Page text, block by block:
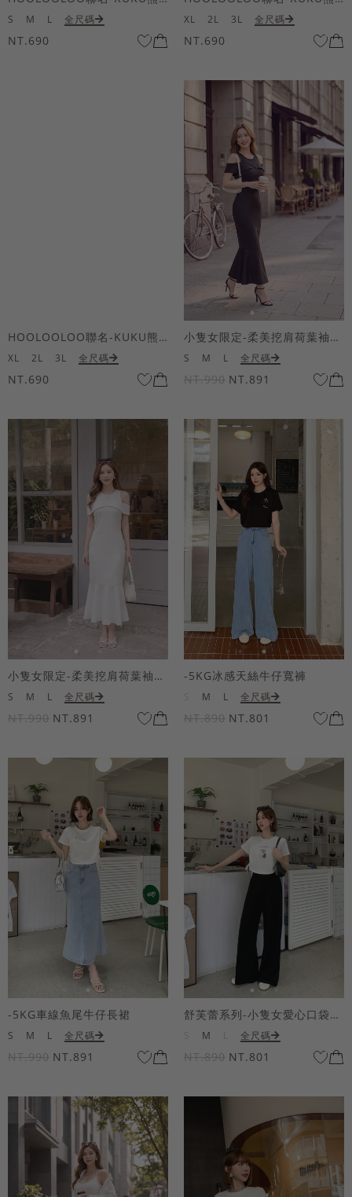
S M L 全尺碼
NT.690
XL 2L 3L 全尺碼
NT.690
HOOLOOLOO聯名-KUKU熊蝴蝶結短袖上衣
XL 2L 3L 全尺碼
NT.690
小隻女限定-柔美挖肩荷葉袖魚尾長洋裝
S M L 全尺碼
NT.990 NT.891
小隻女限定-柔美挖肩荷葉袖魚尾長洋裝
S M L 全尺碼
NT.990 NT.891
-5KG冰感天絲牛仔寬褲
M L 全尺碼
NT.890 NT.801
-5KG車線魚尾牛仔長裙
S M L 全尺碼
NT.990 NT.891
舒芙蕾系列-小隻女愛心口袋寬褲
M 全尺碼
NT.890 NT.801